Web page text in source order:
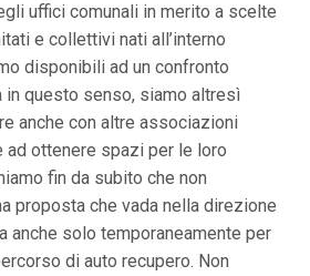
uffici comunali in merito a scelte
e collettivi nati all’interno
disponibili ad un confronto
in questo senso, siamo altresì
anche con altre associazioni
ottenere spazi per le loro
fin da subito che non
proposta che vada nella direzione
anche solo temporaneamente per
di auto recupero. Non